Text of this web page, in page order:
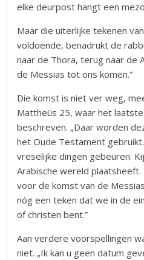
elke deurpost hangt een
Maar die uiterlijke tekenen
voldoende, benadrukt de
naar de Thora, terug naar de
de Messias tot ons komen.”
Die komst is niet ver weg,
Mattheüs 25, waar het
beschreven. „Daar worden
het Oude Testament
vreselijke dingen gebeuren.
Arabische wereld
voor de komst van de
nóg een teken dat we in de
of christen bent.”
Aan verdere voorspellingen
niet. „Ik kan u geen datum